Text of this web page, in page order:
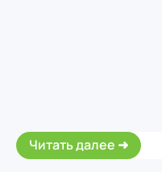
Читать далее